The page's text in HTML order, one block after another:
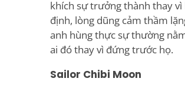
khích sự trưởng thành thay
định, lòng dũng cảm thầm
anh hùng thực sự thường
ai đó thay vì đứng trước họ.
Sailor Chibi Moon